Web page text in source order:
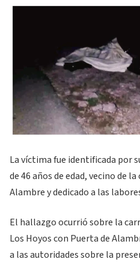
La víctima fue identificada por
de 46 años de edad, vecino de
Alambre y dedicado a las
El hallazgo ocurrió sobre la
Los Hoyos con Puerta de
a las autoridades sobre la